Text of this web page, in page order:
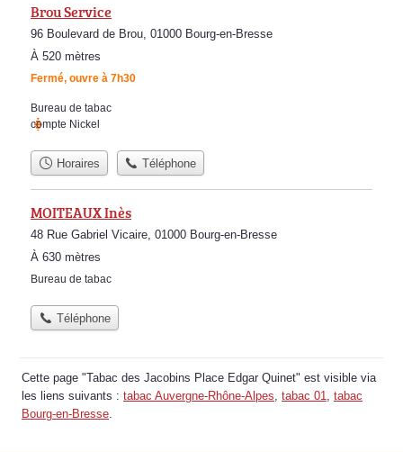
Brou Service
96 Boulevard de Brou, 01000 Bourg-en-Bresse
À 520 mètres
Fermé, ouvre à 7h30
Bureau de tabac
compte Nickel
Horaires Téléphone
MOITEAUX Inès
48 Rue Gabriel Vicaire, 01000 Bourg-en-Bresse
À 630 mètres
Bureau de tabac
Téléphone
Cette page "Tabac des Jacobins Place Edgar Quinet" est visible via
les liens suivants : tabac Auvergne-Rhône-Alpes, tabac 01, tabac
Bourg-en-Bresse.